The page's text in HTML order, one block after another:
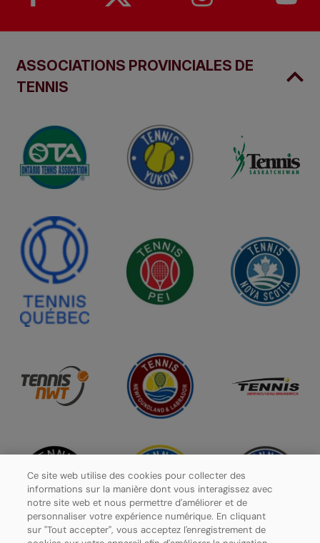
ASSOCIATIONS PROVINCIALES DE
TENNIS
Ce site web utilise des cookies pour collecter des
informations sur la manière dont vous interagissez avec
notre site web et nous permettre d'améliorer et de
personnaliser votre expérience numérique. En cliquant
sur "Tout accepter", vous acceptez l'enregistrement de